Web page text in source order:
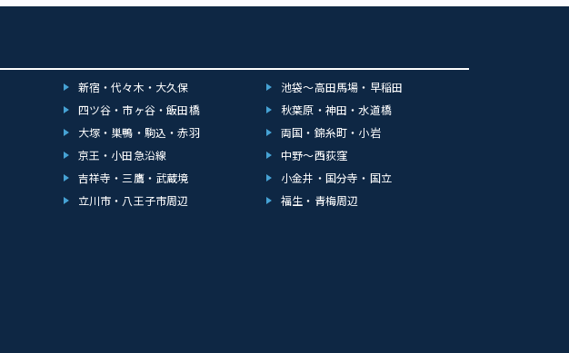
新宿・代々木・大久保
池袋～高田馬場・早稲田
四ツ谷・市ヶ谷・飯田橋
秋葉原・神田・水道橋
大塚・巣鴨・駒込・赤羽
両国・錦糸町・小岩
京王・小田急沿線
中野～西荻窪
吉祥寺・三鷹・武蔵境
小金井・国分寺・国立
立川市・八王子市周辺 福生・青梅周辺